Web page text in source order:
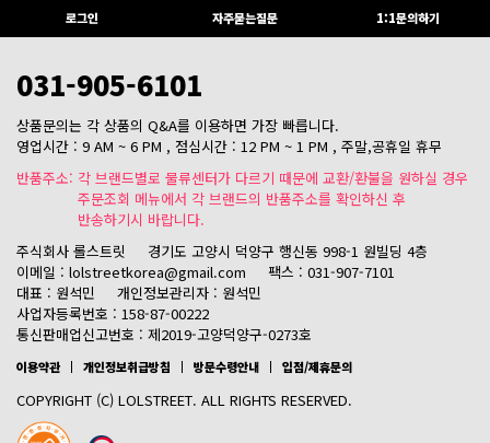
로그인 자주묻는질문 1:1문의하기
031-905-6101
상품문의는 각 상품의 Q&A를 이용하면 가장 빠릅니다.
영업시간 : 9 AM ~ 6 PM , 점심시간 : 12 PM ~ 1 PM , 주말,공휴일 휴무
반품주소: 각 브랜드별로 물류센터가 다르기 때문에 교환/환불을 원하실 경우
주문조회 메뉴에서 각 브랜드의 반품주소를 확인하신 후
반송하기시 바랍니다.
주식회사 롤스트릿
경기도 고양시 덕양구 행신동 998-1 원빌딩 4층
이메일 : lolstreetkorea@gmail.com
팩스 : 031-907-7101
대표 : 원석민
개인정보관리자 : 원석민
사업자등록번호 : 158-87-00222
통신판매업신고번호 : 제2019-고양덕양구-0273호
이용약관 개인정보취급방침 방문수령안내 입점/제휴문의
COPYRIGHT (C) LOLSTREET. ALL RIGHTS RESERVED.